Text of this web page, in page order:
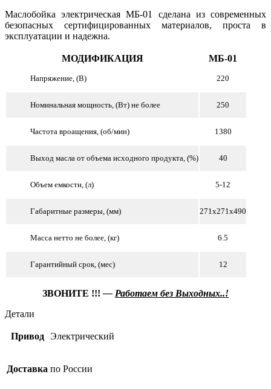
Маслобойка электрическая МБ-01 сделана из современных
безопасных сертифицированных материалов, проста в
эксплуатации и надежна.
МОДИФИКАЦИЯ МБ-01
Напряжение, (В) 220
Номинальная мощность, (Вт) не более 250
Частота вроащения, (об/мин) 1380
Выход масла от объема исходного продукта, (%) 40
Объем емкости, (л) 5-12
Габаритные размеры, (мм) 271x271x490
Масса нетто не более, (кг) 6.5
Гарантийный срок, (мес) 12
ЗВОНИТЕ !!! — Работаем без Выходных..!
Детали
Привод Электрический
Доставка по России